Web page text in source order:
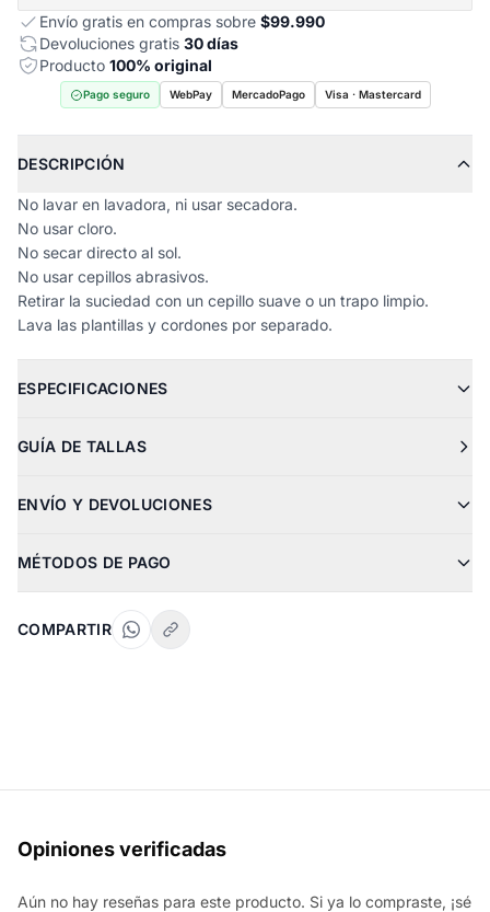
Envío gratis en compras sobre $99.990
Devoluciones gratis 30 días
Producto 100% original
Pago seguro WebPay MercadoPago Visa · Mastercard
DESCRIPCIÓN
No lavar en lavadora, ni usar secadora.
No usar cloro.
No secar directo al sol.
No usar cepillos abrasivos.
Retirar la suciedad con un cepillo suave o un trapo limpio.
Lava las plantillas y cordones por separado.
ESPECIFICACIONES
GUÍA DE TALLAS
ENVÍO Y DEVOLUCIONES
MÉTODOS DE PAGO
COMPARTIR
Opiniones verificadas
Aún no hay reseñas para este producto. Si ya lo compraste, ¡sé